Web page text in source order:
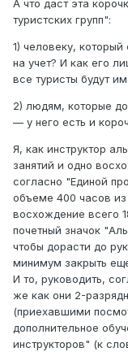
А что даст эта
туристских групп":
1) человеку,
на учет? И как его
все туристы будут
2) людям, которые
— у него есть и
Я, как инструктор
занятий и одно
согласно "Единой
объеме 400 часов из
восхождение всего
почетный значок
чтобы дорасти до
минимум закрыть
И то, руководить,
же как они 2-
(приехавшими
дополнительное
инструкторов" (к